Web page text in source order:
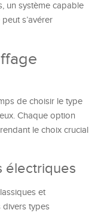
un système capable
s’avérer
de choisir le type
Chaque option
le choix crucial
électriques
et
divers types